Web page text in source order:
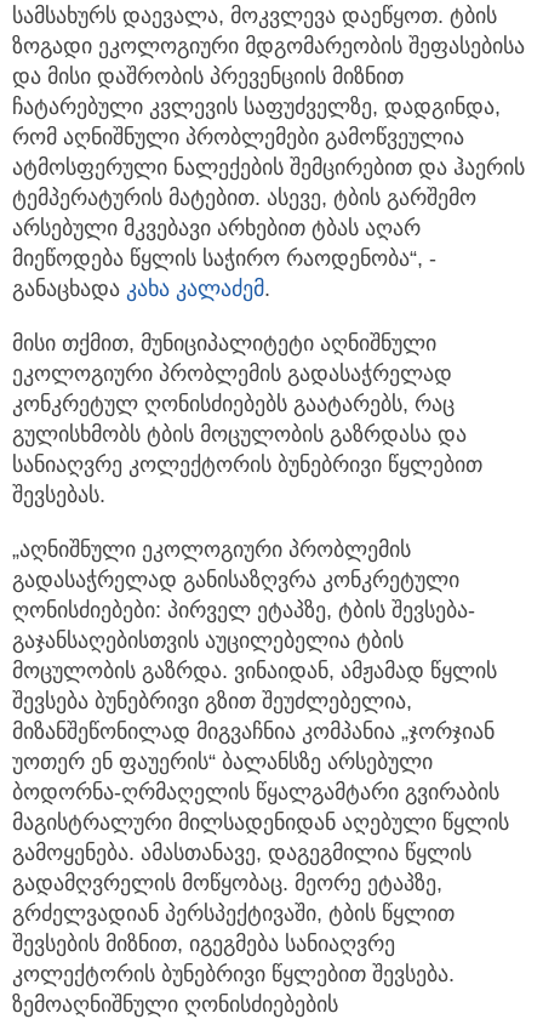
სამსახურს დაევალა, მოკვლევა დაეწყოთ. ტბის
ზოგადი ეკოლოგიური მდგომარეობის შეფასებისა
და მისი დაშრობის პრევენციის მიზნით
ჩატარებული კვლევის საფუძველზე, დადგინდა,
რომ აღნიშნული პრობლემები გამოწვეულია
ატმოსფერული ნალექების შემცირებით და ჰაერის
ტემპერატურის მატებით. ასევე, ტბის გარშემო
არსებული მკვებავი არხებით ტბას აღარ
მიეწოდება წყლის საჭირო რაოდენობა“, -
განაცხადა კახა კალაძემ.
მისი თქმით, მუნიციპალიტეტი აღნიშნული
ეკოლოგიური პრობლემის გადასაჭრელად
კონკრეტულ ღონისძიებებს გაატარებს, რაც
გულისხმობს ტბის მოცულობის გაზრდასა და
სანიაღვრე კოლექტორის ბუნებრივი წყლებით
შევსებას.
„აღნიშნული ეკოლოგიური პრობლემის
გადასაჭრელად განისაზღვრა კონკრეტული
ღონისძიებები: პირველ ეტაპზე, ტბის შევსება-
გაჯანსაღებისთვის აუცილებელია ტბის
მოცულობის გაზრდა. ვინაიდან, ამჟამად წყლის
შევსება ბუნებრივი გზით შეუძლებელია,
მიზანშეწონილად მიგვაჩნია კომპანია „ჯორჯიან
უოთერ ენ ფაუერის“ ბალანსზე არსებული
ბოდორნა-ღრმაღელის წყალგამტარი გვირაბის
მაგისტრალური მილსადენიდან აღებული წყლის
გამოყენება. ამასთანავე, დაგეგმილია წყლის
გადამღვრელის მოწყობაც. მეორე ეტაპზე,
გრძელვადიან პერსპექტივაში, ტბის წყლით
შევსების მიზნით, იგეგმება სანიაღვრე
კოლექტორის ბუნებრივი წყლებით შევსება.
ზემოაღნიშნული ღონისძიებების